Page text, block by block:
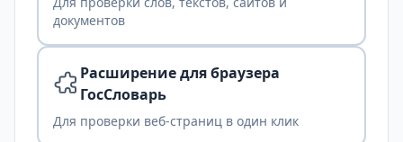
документов
Расширение для браузера
ГосСловарь
Для проверки веб-страниц в один клик